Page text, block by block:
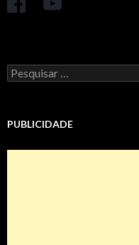
Pesquisar
por:
PUBLICIDADE